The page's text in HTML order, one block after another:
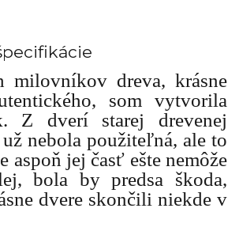
milovníkov dreva, krásne
som vytvorila
Z dverí starej drevenej
nebola použiteľná, ale to
aspoň jej časť ešte nemôže
bola by predsa škoda,
dvere skončili niekde v